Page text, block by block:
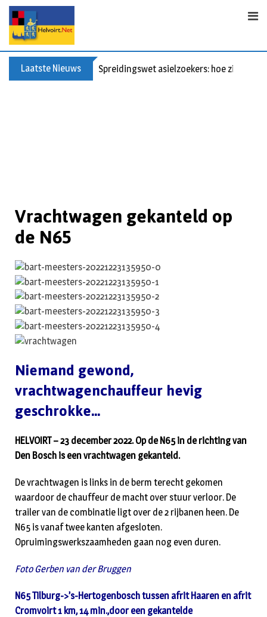
Laatste Nieuws Bericht voor de leden van Vereniging 55+
Vrachtwagen gekanteld op
de N65
Niemand gewond,
vrachtwagenchauffeur hevig
geschrokke…
HELVOIRT – 23 december 2022. Op de N65 in de richting van
Den Bosch is een vrachtwagen gekanteld.
De vrachtwagen is links in de berm terecht gekomen
waardoor de chauffeur de macht over stuur verloor. De
trailer van de combinatie ligt over de 2 rijbanen heen. De
N65 is vanaf twee kanten afgesloten.
Opruimingswerkszaamheden gaan nog even duren.
Foto Gerben van der Bruggen
N65 Tilburg->’s-Hertogenbosch tussen afrit Haaren en afrit
Cromvoirt 1 km, 14 min.,door een gekantelde